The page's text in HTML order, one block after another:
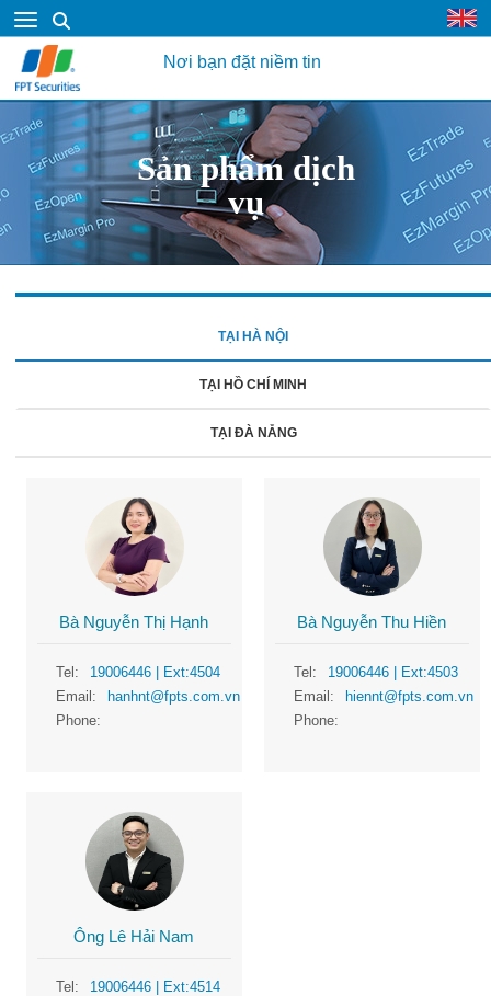
Nơi bạn đặt niềm tin
Sản phẩm dịch
vụ
TẠI HÀ NỘI
TẠI HỒ CHÍ MINH
TẠI ĐÀ NẴNG
Bà Nguyễn Thị Hạnh
Tel: 19006446
| Ext:4504
Email:
hanhnt@fpts.com.vn
Phone:
Bà Nguyễn Thu Hiền
Tel: 19006446
| Ext:4503
Email:
hiennt@fpts.com.vn
Phone:
Ông Lê Hải Nam
Tel: 19006446
| Ext:4514